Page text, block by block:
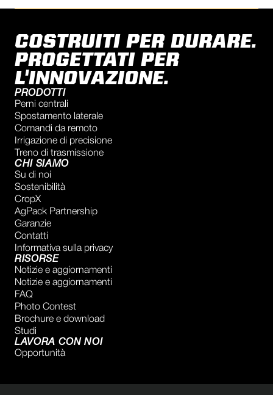
COSTRUITI PER DURARE.
PROGETTATI PER
L'INNOVAZIONE.
PRODOTTI
Perni centrali
Spostamento laterale
Comandi da remoto
Irrigazione di precisione
Treno di trasmissione
CHI SIAMO
Su di noi
Sostenibilità
CropX
AgPack Partnership
Garanzie
Contatti
Informativa sulla privacy
RISORSE
Notizie e aggiornamenti
Notizie e aggiornamenti
FAQ
Photo Contest
Brochure e download
Studi
LAVORA CON NOI
Opportunità